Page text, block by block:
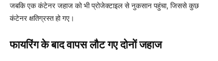
जबकि एक कंटेनर जहाज को भी प्रोजेक्टाइल से नुकसान पहुंचा, जिससे कुछ
कंटेनर क्षतिग्रस्त हो गए।
फायरिंग के बाद वापस लौट गए दोनों जहाज